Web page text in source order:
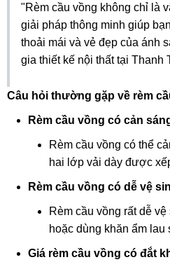
"Rèm cầu vồng không chỉ là
giải pháp thông minh giúp
thoải mái và vẻ đẹp của ánh
gia thiết kế nội thất tại Thanh
Câu hỏi thường gặp về rèm
Rèm cầu vồng có cản
Rèm cầu vồng có thể
hai lớp vải dày được
Rèm cầu vồng có dễ vệ
Rèm cầu vồng rất dễ
hoặc dùng khăn ẩm lau
Giá rèm cầu vồng có đắt